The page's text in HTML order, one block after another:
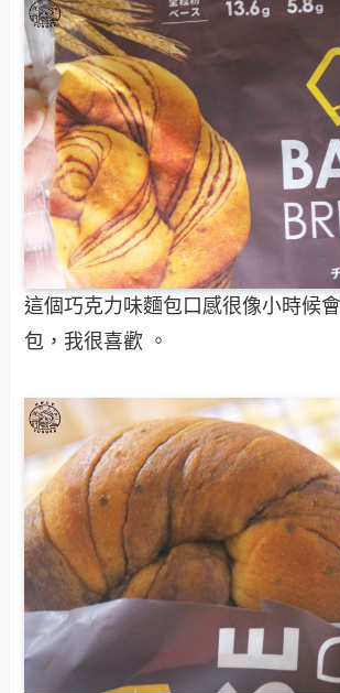
這個巧克力味麵包口感很像小時候
包，我很喜歡 。